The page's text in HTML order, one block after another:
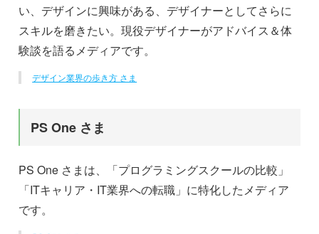
い、デザインに興味がある、デザイナーとしてさらに
スキルを磨きたい。現役デザイナーがアドバイス＆体
験談を語るメディアです。
デザイン業界の歩き方 さま
PS One さま
PS One さまは、「プログラミングスクールの比較」
「ITキャリア・IT業界への転職」に特化したメディア
です。